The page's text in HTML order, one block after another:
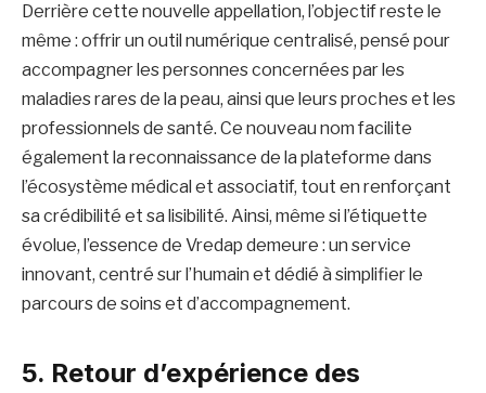
Derrière cette nouvelle appellation, l’objectif reste le
même : offrir un outil numérique centralisé, pensé pour
accompagner les personnes concernées par les
maladies rares de la peau, ainsi que leurs proches et les
professionnels de santé. Ce nouveau nom facilite
également la reconnaissance de la plateforme dans
l’écosystème médical et associatif, tout en renforçant
sa crédibilité et sa lisibilité. Ainsi, même si l’étiquette
évolue, l’essence de Vredap demeure : un service
innovant, centré sur l’humain et dédié à simplifier le
parcours de soins et d’accompagnement.
5. Retour d’expérience des